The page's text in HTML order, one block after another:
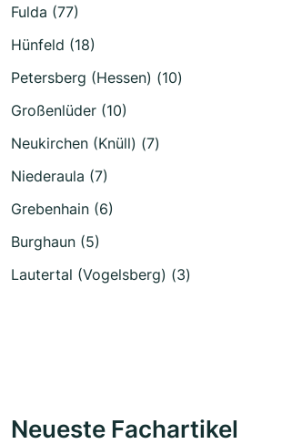
Fulda (77)
Hünfeld (18)
Petersberg (Hessen) (10)
Großenlüder (10)
Neukirchen (Knüll) (7)
Niederaula (7)
Grebenhain (6)
Burghaun (5)
Lautertal (Vogelsberg) (3)
Neueste Fachartikel